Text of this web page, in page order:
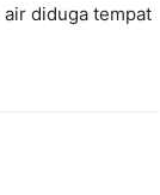
diduga tempat